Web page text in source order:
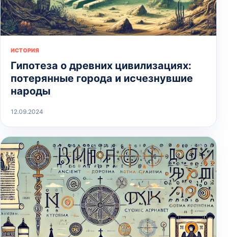
ИСТОРИЯ
Гипотеза о древних цивилизациях:
потерянные города и исчезнувшие
народы
12.09.2024